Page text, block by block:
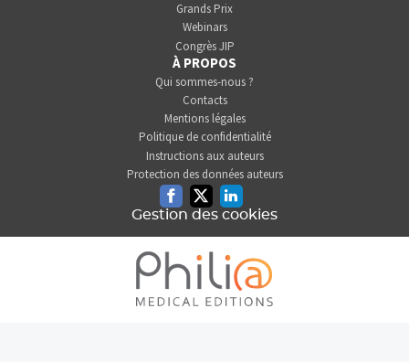
Grands Prix
Webinars
Congrès JIP
À PROPOS
Qui sommes-nous ?
Contacts
Mentions légales
Politique de confidentialité
Instructions aux auteurs
Protection des données auteurs
FacebookTwitterLinkedin
Gestion des cookies